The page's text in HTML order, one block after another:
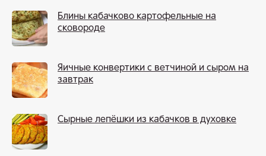
Блины кабачково картофельные на
сковороде
Яичные конвертики с ветчиной и сыром на
завтрак
Сырные лепёшки из кабачков в духовке